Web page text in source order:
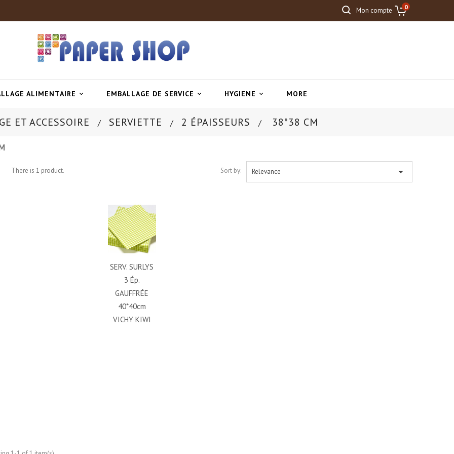
Mon compte 0

ALIMENTAIRE 
EMBALLAGE DE SERVICE 
HYGIENE MORE
ET ACCESSOIRE SERVIETTE 2 ÉPAISSEURS 38*38 CM
There is 1 product. Sort by: Relevance 
SERV. SURLYS
3 Ép.
GAUFFRÉE
40*40cm
VICHY KIWI